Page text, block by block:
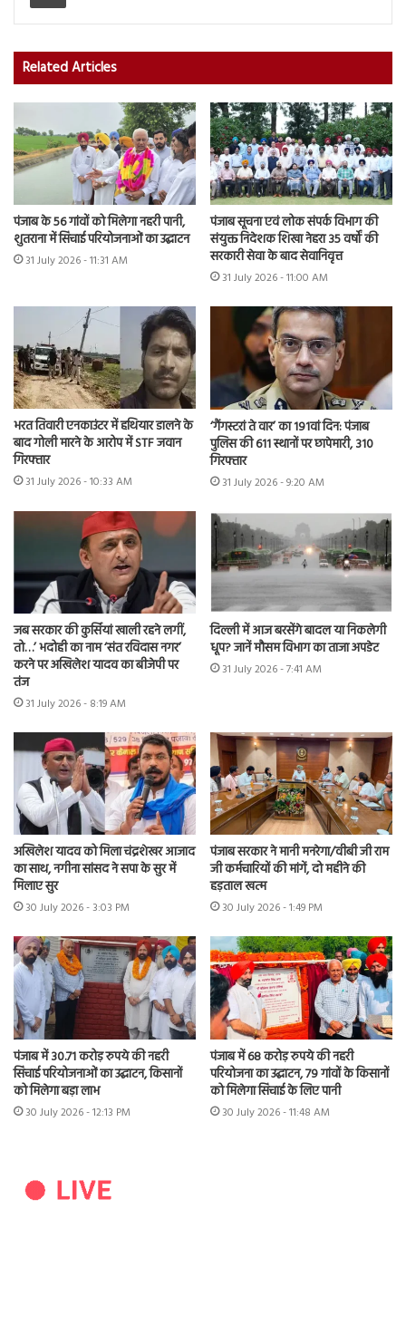
Related Articles
पंजाब के 56 गांवों को मिलेगा नहरी पानी,
शुतराना में सिंचाई परियोजनाओं का उद्घाटन
31 July 2026 - 11:31 AM
पंजाब सूचना एवं लोक संपर्क विभाग की
संयुक्त निदेशक शिखा नेहरा 35 वर्षों की
सरकारी सेवा के बाद सेवानिवृत्त
31 July 2026 - 11:00 AM
भरत तिवारी एनकाउंटर में हथियार डालने के
बाद गोली मारने के आरोप में STF जवान
गिरफ्तार
31 July 2026 - 10:33 AM
‘गैंगस्टरां ते वार’ का 191वां दिन: पंजाब
पुलिस की 611 स्थानों पर छापेमारी, 310
गिरफ्तार
31 July 2026 - 9:20 AM
जब सरकार की कुर्सियां खाली रहने लगीं,
तो…’ भदोही का नाम ‘संत रविदास नगर’
करने पर अखिलेश यादव का बीजेपी पर
तंज
31 July 2026 - 8:19 AM
दिल्ली में आज बरसेंगे बादल या निकलेगी
धूप? जानें मौसम विभाग का ताजा अपडेट
31 July 2026 - 7:41 AM
अखिलेश यादव को मिला चंद्रशेखर आजाद
का साथ, नगीना सांसद ने सपा के सुर में
मिलाए सुर
30 July 2026 - 3:03 PM
पंजाब सरकार ने मानी मनरेगा/वीबी जी राम
जी कर्मचारियों की मांगें, दो महीने की
हड़ताल खत्म
30 July 2026 - 1:49 PM
पंजाब में 30.71 करोड़ रुपये की नहरी
सिंचाई परियोजनाओं का उद्घाटन, किसानों
को मिलेगा बड़ा लाभ
30 July 2026 - 12:13 PM
पंजाब में 68 करोड़ रुपये की नहरी
परियोजना का उद्घाटन, 79 गांवों के किसानों
को मिलेगा सिंचाई के लिए पानी
30 July 2026 - 11:48 AM